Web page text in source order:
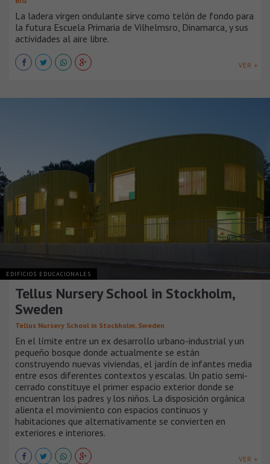
La ladera virgen ondulante sirve como telón de fondo para
la futura Escuela Primaria de Vilhelmsro, Dinamarca, y sus
actividades al aire libre.
VER +
EDIFICIOS EDUCACIONALES
Tellus Nursery School in Stockholm,
Sweden
Tellus Nursery School in Stockholm, Sweden
En el límite entre un ex desarrollo urbano-industrial y un
pequeño bosque donde actualmente se están
construyendo nuevas viviendas, el jardín de infantes media
entre esos diferentes contextos y escalas. Un patio semi-
cerrado constituye el primer espacio exterior donde se
encuentran los padres y los niños. La disposición orgánica
alienta el movimiento con espacios continuos y
habitaciones que alternativamente se convierten en
exteriores e interiores.
VER +